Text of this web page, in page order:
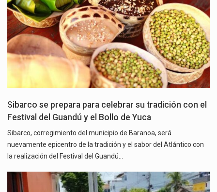
Sibarco se prepara para celebrar su tradición con el
Festival del Guandú y el Bollo de Yuca
Sibarco, corregimiento del municipio de Baranoa, será
nuevamente epicentro de la tradición y el sabor del Atlántico con
la realización del Festival del Guandú…